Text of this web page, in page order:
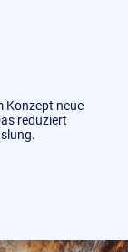
Konzept neue
reduziert